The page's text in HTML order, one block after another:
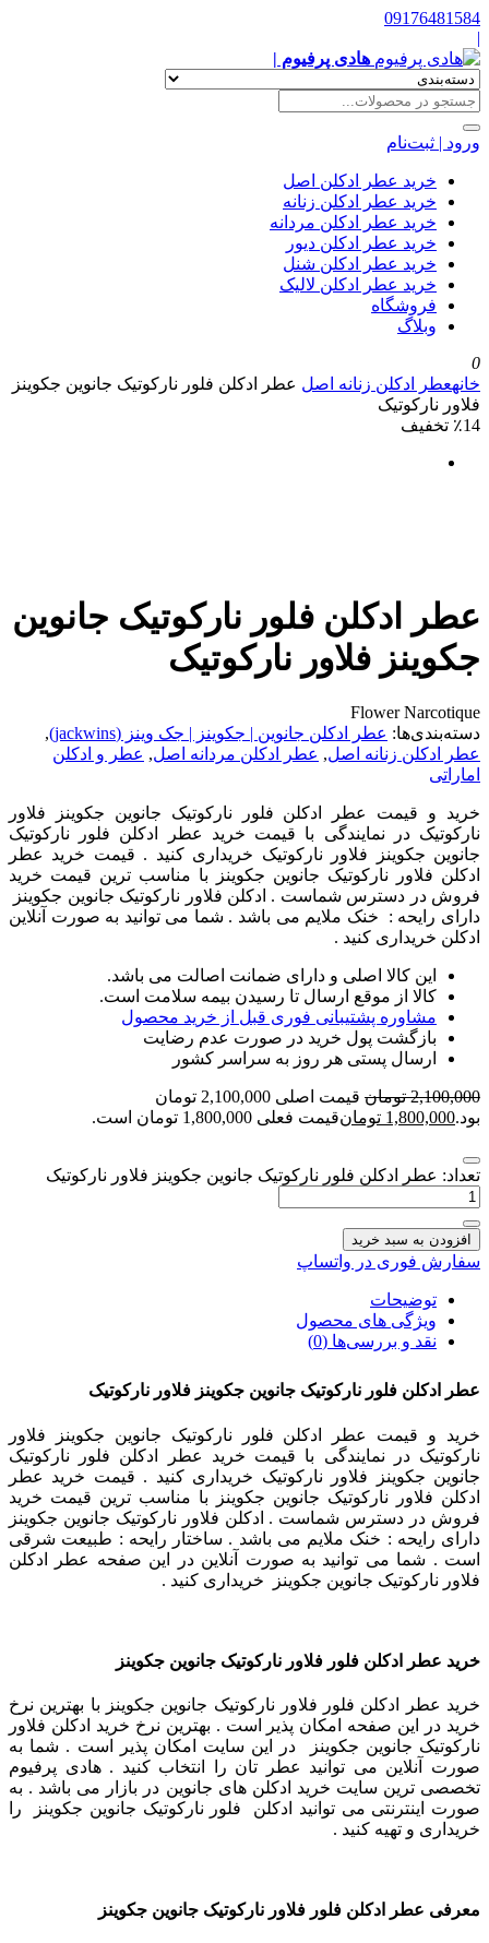
09176481584
|
هادی پرفیوم |
ورود | ثبت‌نام
خرید عطر ادکلن اصل
خرید عطر ادکلن زنانه
خرید عطر ادکلن مردانه
خرید عطر ادکلن دیور
خرید عطر ادکلن شنل
خرید عطر ادکلن لالیک
فروشگاه
وبلاگ
0
خانهعطر ادکلن زنانه اصل عطر ادکلن فلور نارکوتیک جانوین جکوینز
فلاور نارکوتیک
٪14 تخفیف
عطر ادکلن فلور نارکوتیک جانوین
جکوینز فلاور نارکوتیک
Flower Narcotique
دسته‌بندی‌ها: عطر ادکلن جانوین | جکوینز | جک وینز (jackwins)
,
عطر ادکلن زنانه اصل, عطر ادکلن مردانه اصل, عطر و ادکلن
اماراتی
خرید و قیمت عطر ادکلن فلور نارکوتیک جانوین جکوینز فلاور
نارکوتیک در نمایندگی با قیمت خرید عطر ادکلن فلور نارکوتیک
جانوین جکوینز فلاور نارکوتیک خریداری کنید . قیمت خرید عطر
ادکلن فلاور نارکوتیک جانوین جکوینز با مناسب ترین قیمت خرید
فروش در دسترس شماست . ادکلن فلاور نارکوتیک جانوین جکوینز
دارای رایحه : خنک ملایم می باشد . شما می توانید به صورت آنلاین
ادکلن خریداری کنید .
این کالا اصلی و دارای ضمانت اصالت می باشد.
کالا از موقع ارسال تا رسیدن بیمه سلامت است.
مشاوره پشتیبانی فوری قبل از خرید محصول
بازگشت پول خرید در صورت عدم رضایت
ارسال پستی هر روز به سراسر کشور
2,100,000 تومان
قیمت اصلی 2,100,000 تومان
بود.1,800,000 تومانقیمت فعلی 1,800,000 تومان است.
تعداد: عطر ادکلن فلور نارکوتیک جانوین جکوینز فلاور نارکوتیک
افزودن به سبد خرید
سفارش فوری در واتساپ
توضیحات
ویژگی های محصول
نقد و بررسی‌ها (0)
عطر ادکلن فلور نارکوتیک جانوین جکوینز فلاور نارکوتیک
خرید و قیمت عطر ادکلن فلور نارکوتیک جانوین جکوینز فلاور
نارکوتیک در نمایندگی با قیمت خرید عطر ادکلن فلور نارکوتیک
جانوین جکوینز فلاور نارکوتیک خریداری کنید . قیمت خرید عطر
ادکلن فلاور نارکوتیک جانوین جکوینز با مناسب ترین قیمت خرید
فروش در دسترس شماست . ادکلن فلاور نارکوتیک جانوین جکوینز
دارای رایحه : خنک ملایم می باشد . ساختار رایحه : طبیعت شرقی
است . شما می توانید به صورت آنلاین در این صفحه عطر ادکلن
فلاور نارکوتیک جانوین جکوینز خریداری کنید .
خرید عطر ادکلن فلور فلاور نارکوتیک جانوین جکوینز
خرید عطر ادکلن فلور فلاور نارکوتیک جانوین جکوینز با بهترین نرخ
خرید در این صفحه امکان پذیر است . بهترین نرخ خرید ادکلن فلاور
نارکوتیک جانوین جکوینز در این سایت امکان پذیر است . شما به
صورت آنلاین می توانید عطر تان را انتخاب کنید . هادی پرفیوم
تخصصی ترین سایت خرید ادکلن های جانوین در بازار می باشد . به
صورت اینترنتی می توانید ادکلن فلور نارکوتیک جانوین جکوینز را
خریداری و تهیه کنید .
معرفی عطر ادکلن فلور فلاور نارکوتیک جانوین جکوینز